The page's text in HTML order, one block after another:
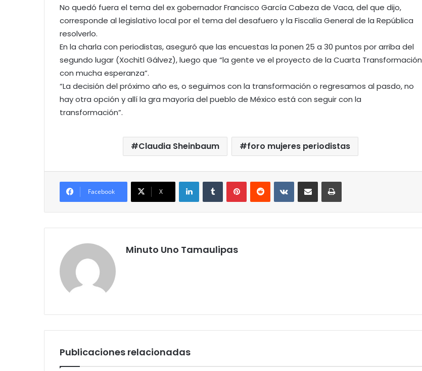
No quedó fuera el tema del ex gobernador Francisco García Cabeza de Vaca, del que dijo,
corresponde al legislativo local por el tema del desafuero y la Fiscalía General de la República
resolverlo.
En la charla con periodistas, aseguró que las encuestas la ponen 25 a 30 puntos por arriba del
segundo lugar (Xochitl Gálvez), luego que “la gente ve el proyecto de la Cuarta Transformación
con mucha esperanza”.
“La decisión del próximo año es, o seguimos con la transformación o regresamos al pasdo, no
hay otra opción y allí la gra mayoría del pueblo de México está con seguir con la
transformación”.
Claudia Sheinbaum foro mujeres periodistas
Facebook X
LinkedInTumblrPinterestReddit VKontakteCompartir por correo electrónicoImprimir
Minuto Uno Tamaulipas
Publicaciones relacionadas